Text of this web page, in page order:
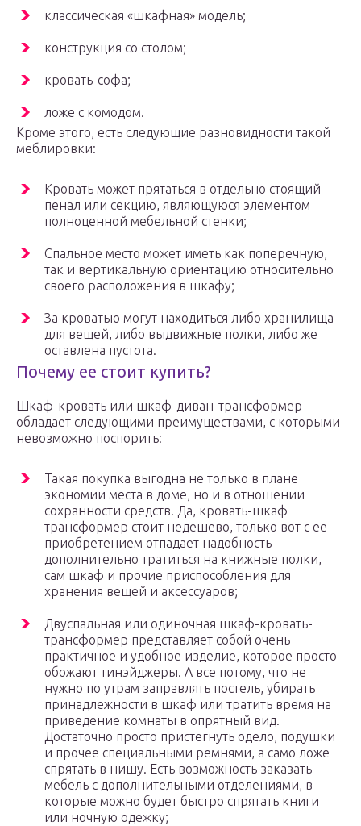
классическая «шкафная» модель;
конструкция со столом;
кровать-софа;
ложе с комодом.
Кроме этого, есть следующие разновидности такой
меблировки:
Кровать может прятаться в отдельно стоящий
пенал или секцию, являющуюся элементом
полноценной мебельной стенки;
Спальное место может иметь как поперечную,
так и вертикальную ориентацию относительно
своего расположения в шкафу;
За кроватью могут находиться либо хранилища
для вещей, либо выдвижные полки, либо же
оставлена пустота.
Почему ее стоит купить?
Шкаф-кровать или шкаф-диван-трансформер
обладает следующими преимуществами, с которыми
невозможно поспорить:
Такая покупка выгодна не только в плане
экономии места в доме, но и в отношении
сохранности средств. Да, кровать-шкаф
трансформер стоит недешево, только вот с ее
приобретением отпадает надобность
дополнительно тратиться на книжные полки,
сам шкаф и прочие приспособления для
хранения вещей и аксессуаров;
Двуспальная или одиночная шкаф-кровать-
трансформер представляет собой очень
практичное и удобное изделие, которое просто
обожают тинэйджеры. А все потому, что не
нужно по утрам заправлять постель, убирать
принадлежности в шкаф или тратить время на
приведение комнаты в опрятный вид.
Достаточно просто пристегнуть одело, подушки
и прочее специальными ремнями, а само ложе
спрятать в нишу. Есть возможность заказать
мебель с дополнительными отделениями, в
которые можно будет быстро спрятать книги
или ночную одежку;